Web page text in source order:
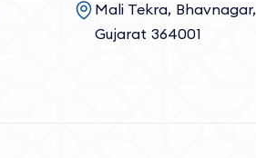
Mali Tekra, Bhavnagar,
Gujarat 364001